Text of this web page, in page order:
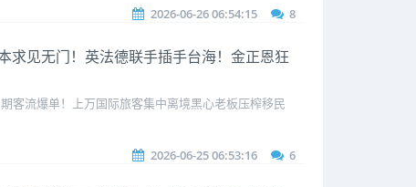
2026-06-26 06:54:15 8
求见无门！英法德联手插手台海！金正恩狂
客流爆单！上万国际旅客集中离境黑心老板压榨移民
2026-06-25 06:53:16 6